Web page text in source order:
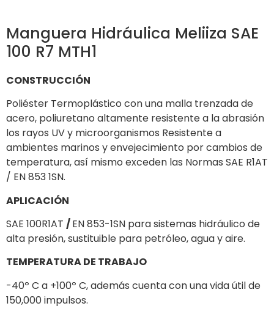
Manguera Hidráulica Meliiza SAE
100 R7 MTH1
CONSTRUCCIÓN
Poliéster Termoplástico con una malla trenzada de
acero, poliuretano altamente resistente a la abrasión
los rayos UV y microorganismos Resistente a
ambientes marinos y envejecimiento por cambios de
temperatura, así mismo exceden las Normas SAE R1AT
/ EN 853 1SN.
APLICACIÓN
SAE 100R1AT /EN 853-1SN para sistemas hidráulico de
alta presión, sustituible para petróleo, agua y aire.
TEMPERATURA DE TRABAJO
-40º C a +100º C, además cuenta con una vida útil de
150,000 impulsos.